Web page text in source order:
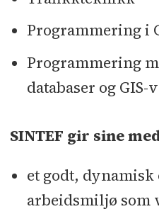
Programmering i
Programmering
databaser og GIS-
SINTEF gir sine
et godt,
arbeidsmiljø som